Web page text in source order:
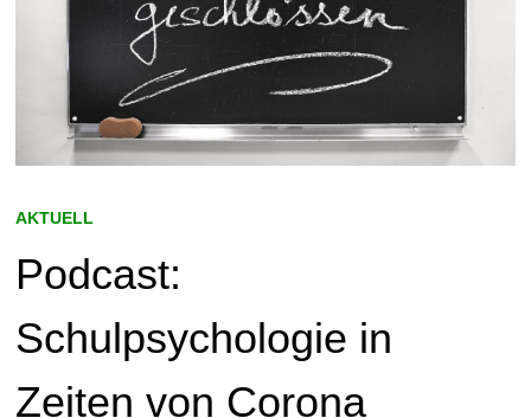
AKTUELL
Podcast:
Schulpsychologie in
Zeiten von Corona